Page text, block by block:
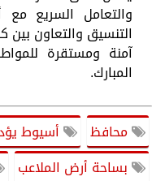
والتعامل السريع
التنسيق والتعاون بين
آمنة ومستقرة
المبارك.
محافظ أسيوط
بساحة أرض الملاعب